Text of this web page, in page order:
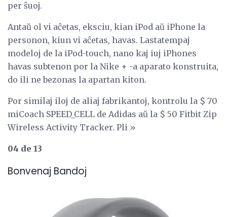
per ŝuoj.
Antaŭ ol vi aĉetas, eksciu, kian iPod aŭ iPhone la
personon, kiun vi aĉetas, havas. Lastatempaj
modeloj de la iPod-touch, nano kaj iuj iPhones
havas subtenon por la Nike + -a aparato konstruita,
do ili ne bezonas la apartan kiton.
Por similaj iloj de aliaj fabrikantoj, kontrolu la $ 70
miCoach SPEED_CELL de Adidas aŭ la $ 50 Fitbit Zip
Wireless Activity Tracker. Pli »
04 de 13
Bonvenaj Bandoj